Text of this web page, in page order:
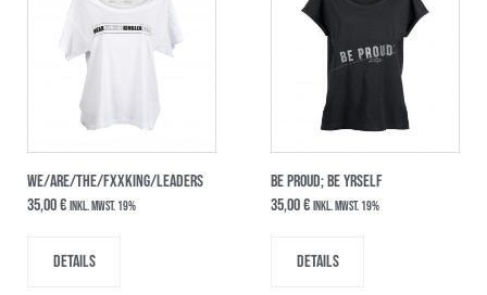
WE/ARE/THE/FxxKING/LEADERS
35,00€ inkl. MwSt. 19%
Details
BE PROUD; BE YRSELF
35,00€ inkl. MwSt. 19%
Details